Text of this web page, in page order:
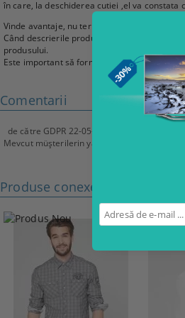
în care, la deschiderea cutiei ,el va
Vinde avantaje, nu termeni tehnici
Când descrierile produselor conțin o listă
produsului.
Este important să formulați clienților o
Comentarii
de către GDPR 22-05-2018
Mevcut müşterilerin yaptığı olumlu
Produse conexe